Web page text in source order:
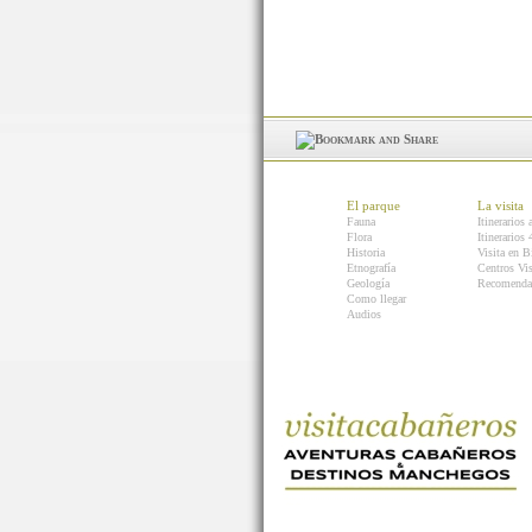
El parque
Fauna
Flora
Historia
Etnografía
Geología
Como llegar
Audios
La visita
Itinerarios
Itinerarios
Visita en
Centros